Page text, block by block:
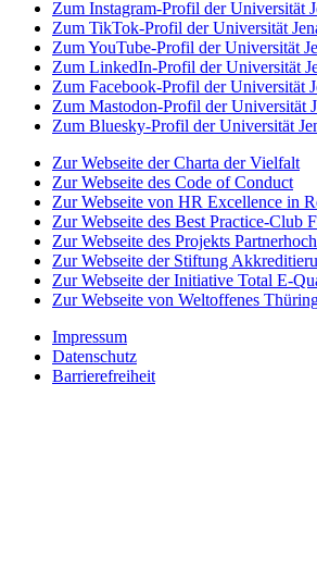
Zum Instagram-Profil der Universität
Zum TikTok-Profil der Universität
Zum YouTube-Profil der Universität
Zum LinkedIn-Profil der Universität
Zum Facebook-Profil der Universität
Zum Mastodon-Profil der Universität
Zum Bluesky-Profil der Universität
Zur Webseite der Charta der Vielfalt
Zur Webseite des Code of Conduct
Zur Webseite von HR Excellence in
Zur Webseite des Best Practice-Club
Zur Webseite des Projekts
Zur Webseite der Stiftung
Zur Webseite der Initiative Total E-
Zur Webseite von Weltoffenes
Impressum
Datenschutz
Barrierefreiheit